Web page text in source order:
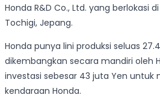
Honda R&D Co., Ltd. yang berlokasi
Tochigi, Jepang.
Honda punya lini produksi seluas
dikembangkan secara mandiri oleh
investasi sebesar 43 juta Yen untuk
kendaraan Honda.